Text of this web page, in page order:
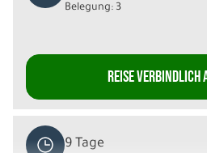
Belegung: 3
REISE VERBINDLICH
9 Tage